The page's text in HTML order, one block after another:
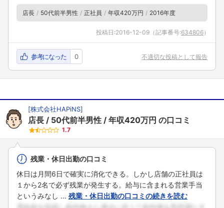
店長 50代前半男性 正社員 年収420万円 2016年度
投稿日:2016-12-09 （記事番号:634806）
参考になった 0 不適切な投稿として報告
[株式会社HAPiNS]
店長 50代前半男性 年収420万円 の口コミ
1.7
残業・休日出勤の口コミ
休日は月間6日で確実に消化できる。しかし店舗の正社員は
１から2名で必ず残業が発生する。給与に含まれる営業手当
というみなし ... 残業・休日出勤の口コミの続きを読む